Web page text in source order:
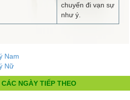
chuyến đi vạn sự
như ý.
Nam
Nữ
NGÀY TIẾP THEO